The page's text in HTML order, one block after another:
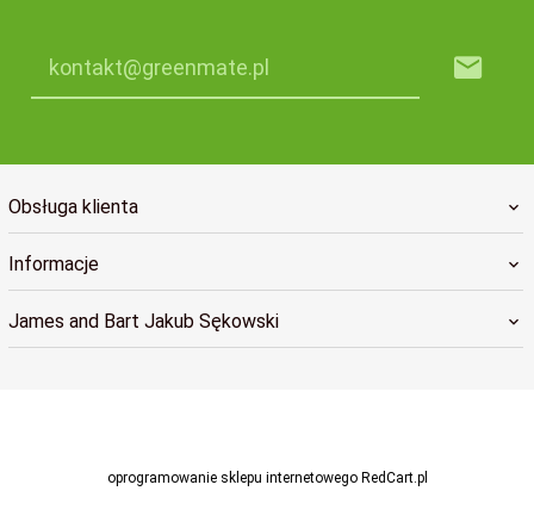
kontakt@greenmate.pl
Obsługa klienta
Informacje
James and Bart Jakub Sękowski
oprogramowanie sklepu internetowegoRedCart.pl